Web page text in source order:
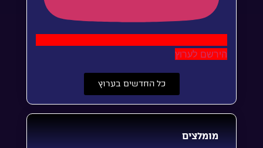
הירשם לערוץ
כל החדשים בערוץ
מומלצים